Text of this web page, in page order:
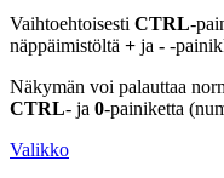
Vaihtoehtoisesti CTRL-
näppäimistöltä + ja - -
Näkymän voi palauttaa
CTRL- ja 0-painiketta
Valikko